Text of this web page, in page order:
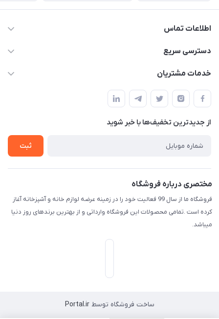
اطلاعات تماس
09165044753
دسترسی سریع
حساب کاربری
لیست محصولات
درباره ما
خدمات مشتریان
قوانین و مقررات
حریم خصوصی
راهنما
از جدید‌ترین تخفیف‌ها با‌ خبر شوید
ثبت
مختصری درباره فروشگاه
فروشگاه ما از سال 99 فعالیت خود را در زمینه عرضه لوازم خانه و آشپزخانه آغاز
کرده است .تمامی محصولات این فروشگاه وارداتی و از بهترین برندهای روز دنیا
میباشد.
ساخت فروشگاه توسطPortal.ir